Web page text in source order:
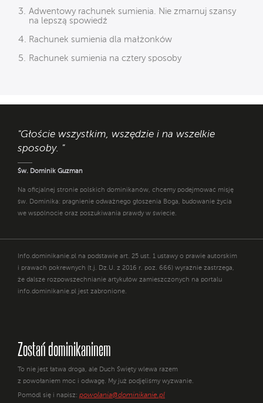
Adwentowy rachunek sumienia. Nie zmarnuj szansy
na lepszą spowiedź
Rachunek sumienia dla małżonków
Rachunek sumienia na cztery sposoby
"Głoście wszystkim, wszędzie i na wszelkie
sposoby. "
Św. Dominik Guzman
Na oficjalnej stronie polskich dominikanów, chcemy podejmować misję
św. Dominika: pragnienie odważnego głoszenia Boga, budowanie życia
we wspólnocie oraz poszukiwania prawdy w świecie.
Info.dominikanie.pl na podstawie art. 25 ust. 1 ustawy o prawie autorskim
i prawach pokrewnych (t.j. Dz.U. z 2016 r. poz. 666) wyraźnie zastrzega,
że dalsze rozpowszechnianie artykułów zamieszczonych na portalu
info.dominikanie.pl jest zabronione.
Zostań dominikaninem
To nie jest łatwa droga, ale Duch Święty wlewa razem
z powołaniem moc i odwagę. My już podjęliśmy wyzwanie.
Pomódl się i napisz: powolania@dominikanie.pl